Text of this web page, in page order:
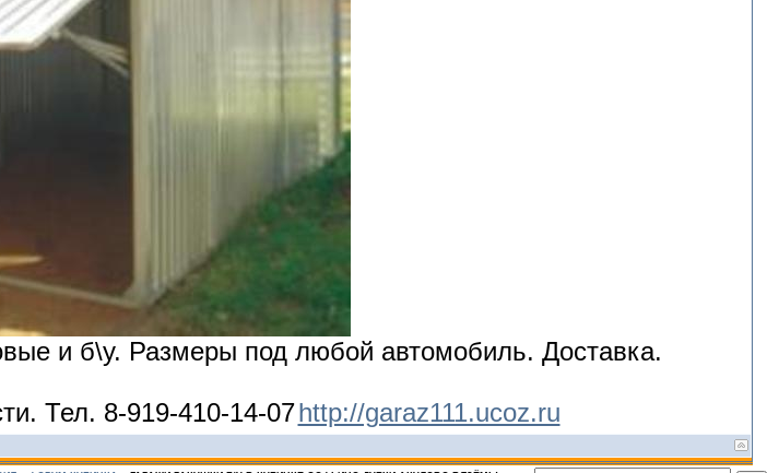
и б\у. Размеры под любой автомобиль. Доставка.
Тел. 8-919-410-14-07http://garaz111.ucoz.ru